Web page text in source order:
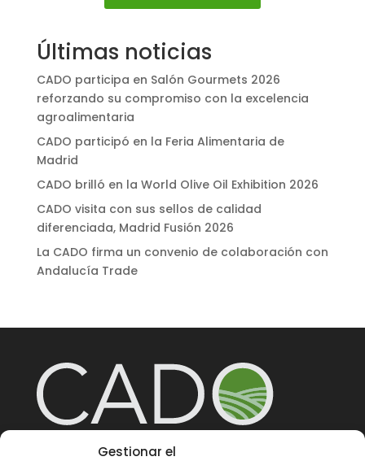
Gestionar el
Últimas noticias
CADO participa en Salón Gourmets 2026
reforzando su compromiso con la excelencia
agroalimentaria
CADO participó en la Feria Alimentaria de
Madrid
CADO brilló en la World Olive Oil Exhibition 2026
CADO visita con sus sellos de calidad
diferenciada, Madrid Fusión 2026
La CADO firma un convenio de colaboración con
Andalucía Trade